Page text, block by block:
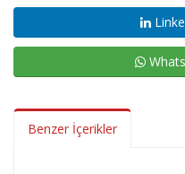
Benzer İçerikler